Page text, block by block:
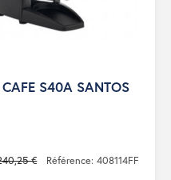
S40A SANTOS
€ Référence: 408114FF